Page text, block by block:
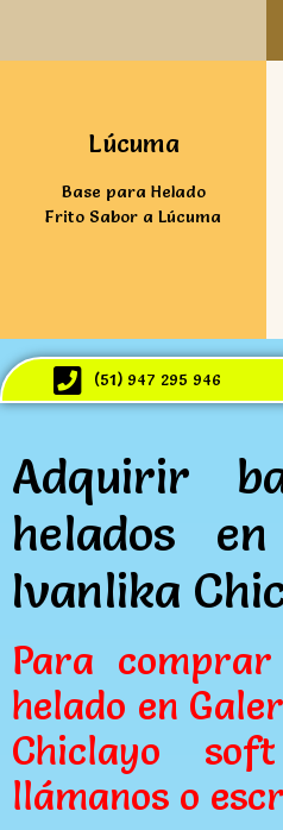
Lúcuma
Base para Helado
Frito Sabor a Lúcuma
(51) 947 295 946
Adquirir
helados
Ivanlika
Para
helado en
Chiclayo
llámanos o